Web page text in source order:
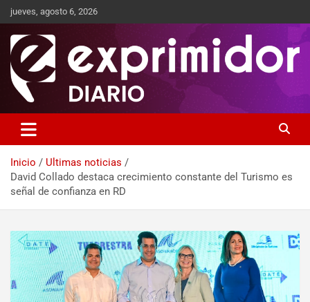
jueves, agosto 6, 2026
Exprimidor media
Inicio
Ultimas noticias
David Collado destaca crecimiento constante del Turismo es
señal de confianza en RD